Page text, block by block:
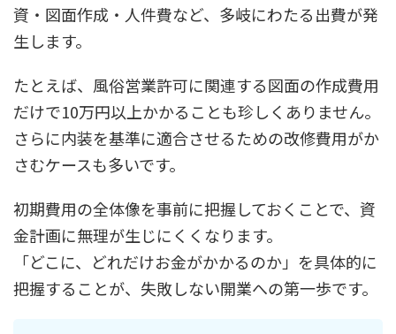
資・図面作成・人件費など、多岐にわたる出費が発
生します。
たとえば、風俗営業許可に関連する図面の作成費用
だけで10万円以上かかることも珍しくありません。
さらに内装を基準に適合させるための改修費用がか
さむケースも多いです。
初期費用の全体像を事前に把握しておくことで、資
金計画に無理が生じにくくなります。
「どこに、どれだけお金がかかるのか」を具体的に
把握することが、失敗しない開業への第一歩です。